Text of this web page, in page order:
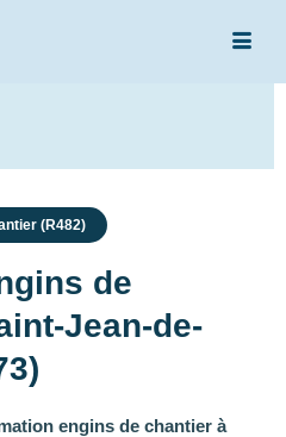
(R482)
de
Jean-de-
engins de chantier à